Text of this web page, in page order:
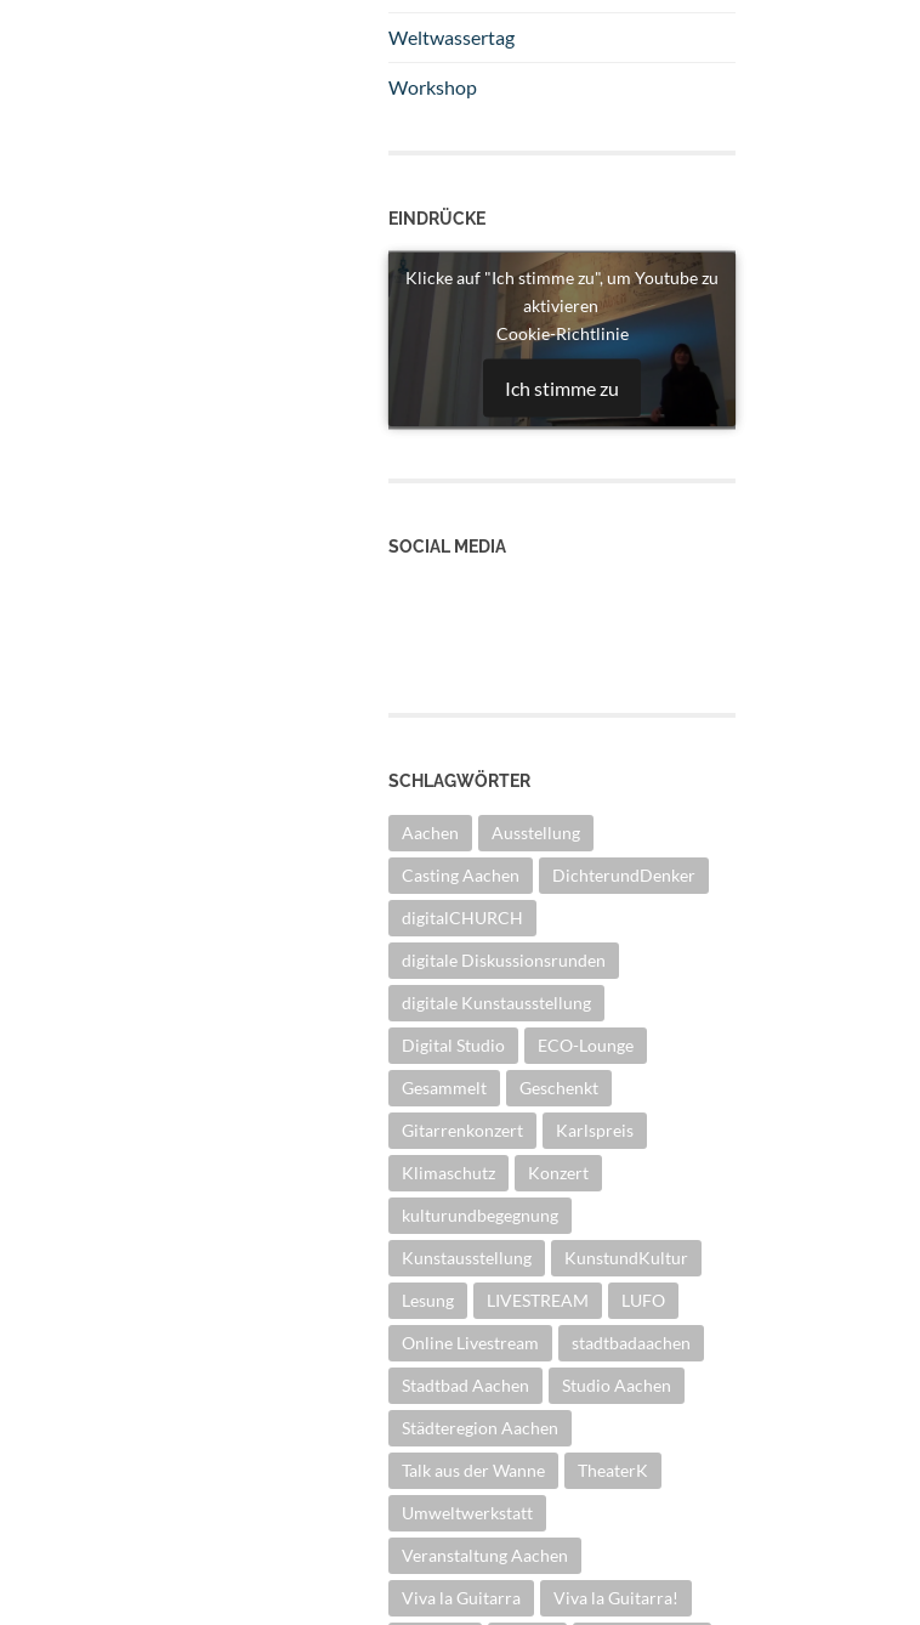
Weltwassertag
Workshop
EINDRÜCKE
Klicke auf "Ich stimme zu", um Youtube zu
aktivieren
Cookie-Richtlinie
Ich stimme zu
SOCIAL MEDIA
SCHLAGWÖRTER
Aachen Ausstellung
Casting Aachen DichterundDenker
digitalCHURCH
digitale Diskussionsrunden
digitale Kunstausstellung
Digital Studio ECO-Lounge
Gesammelt Geschenkt
Gitarrenkonzert Karlspreis
Klimaschutz Konzert
kulturundbegegnung
Kunstausstellung KunstundKultur
Lesung LIVESTREAM LUFO
Online Livestream stadtbadaachen
Stadtbad Aachen Studio Aachen
Städteregion Aachen
Talk aus der Wanne TheaterK
Umweltwerkstatt
Veranstaltung Aachen
Viva la Guitarra Viva la Guitarra!